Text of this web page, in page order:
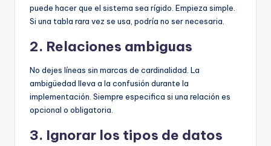
puede hacer que el sistema sea rígido. Empieza simple.
Si una tabla rara vez se usa, podría no ser necesaria.
2. Relaciones ambiguas
No dejes líneas sin marcas de cardinalidad. La
ambigüedad lleva a la confusión durante la
implementación. Siempre especifica si una relación es
opcional o obligatoria.
3. Ignorar los tipos de datos